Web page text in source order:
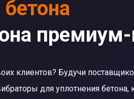
премиум-
клиентов? Будучи
для уплотнения